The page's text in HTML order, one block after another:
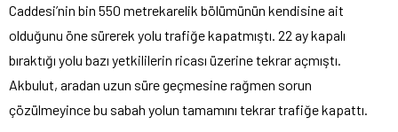
Caddesi’nin bin 550 metrekarelik bölümünün kendisine ait
olduğunu öne sürerek yolu trafiğe kapatmıştı. 22 ay kapalı
bıraktığı yolu bazı yetkililerin ricası üzerine tekrar açmıştı.
Akbulut, aradan uzun süre geçmesine rağmen sorun
çözülmeyince bu sabah yolun tamamını tekrar trafiğe kapattı.